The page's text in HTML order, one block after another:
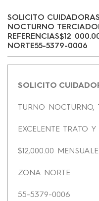
SOLICITO
NOCTURNO
REFERENCIAS$12
NORTE55-5379-0006
SOLICITO
TURNO NOCTURNO,
EXCELENTE TRATO Y
$12,000.00
ZONA NORTE
55-5379-0006